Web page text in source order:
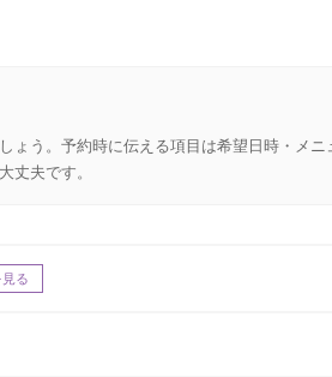
う。予約時に伝える項目は希望日時・メ
丈夫です。
る